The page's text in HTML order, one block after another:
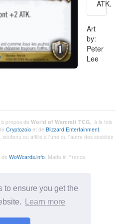
to ensure you get the
Learn more
ATK.
Art
by:
Peter
Lee
propos de World of Warcraft TCG,, à la fois
Cryptozoic et de Blizzard Entertainment.
ou affilié à l'une ou l'autre des sociétés
WoWcards.info. Made in France.